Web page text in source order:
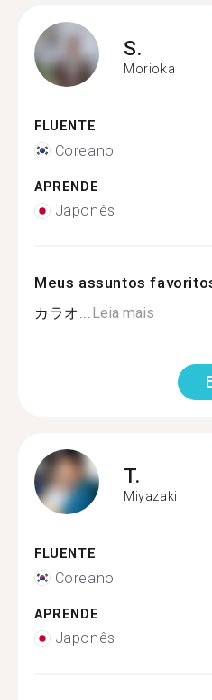
S.
Morioka
FLUENTE
Coreano
APRENDE
Japonês
Meus assuntos
カラオ...Leia mais
T.
Miyazaki
FLUENTE
Coreano
APRENDE
Japonês